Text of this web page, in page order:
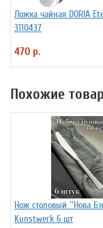
Ложка чайная DORIA
3110437
470 р.
Похожие
Нож столовый ''Нова
Kunstwerk 6 шт